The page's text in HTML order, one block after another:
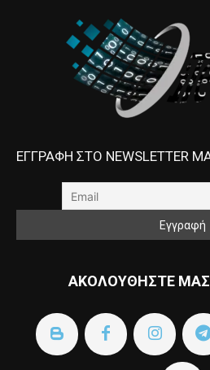
ΕΓΓΡΑΦΗ ΣΤΟ NEWSLETTER
ΑΚΟΛΟΥΘΗΣΤΕ ΜΑΣ